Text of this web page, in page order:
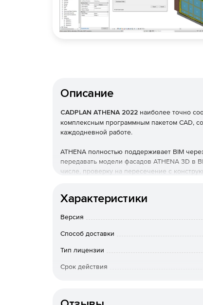
Описание
CADPLAN ATHENA 2022 наиболее точно
комплексным программным пакетом CAD,
каждодневной работе.
ATHENA полностью поддерживает BIM
передавать модели фасадов ATHENA 3D в
числе, проверку на пересечение с
Основные возможности
Проектирование в среде 2D с
Инструменты для расчетов статики и
Характеристики
Версия
Способ доставки
Тип лицензии
Срок действия